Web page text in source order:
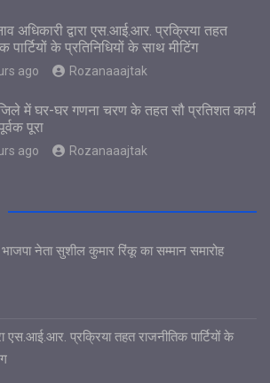
अधिकारी द्वारा एस.आई.आर. प्रक्रिया तहत
पार्टियों के प्रतिनिधियों के साथ मीटिंग
ago Rozanaaajtak
में घर-घर गणना चरण के तहत सौ प्रतिशत कार्य
पूरा
ago Rozanaaajtak
भाजपा नेता सुशील कुमार रिंकू का सम्मान समारोह
एस.आई.आर. प्रक्रिया तहत राजनीतिक पार्टियों के